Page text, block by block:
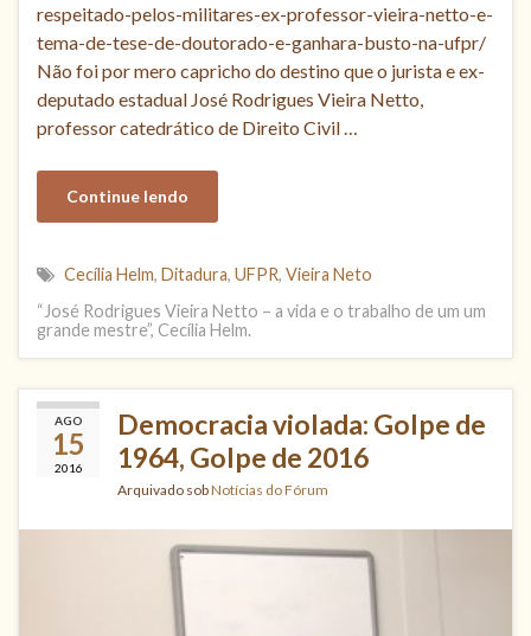
respeitado-pelos-militares-ex-professor-vieira-netto-e-
tema-de-tese-de-doutorado-e-ganhara-busto-na-ufpr/
Não foi por mero capricho do destino que o jurista e ex-
deputado estadual José Rodrigues Vieira Netto,
professor catedrático de Direito Civil …
Continue lendo
Cecília Helm, Ditadura, UFPR, Vieira Neto
“José Rodrigues Vieira Netto – a vida e o trabalho de um um
grande mestre”, Cecília Helm.
AGO
15
2016
Democracia violada: Golpe de
1964, Golpe de 2016
Arquivado sobNotícias do Fórum